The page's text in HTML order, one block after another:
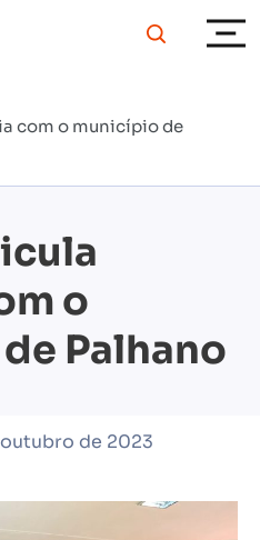
com o município de
o
Palhano
de 2023